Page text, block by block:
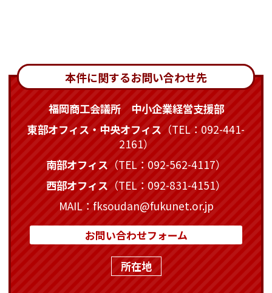
本件に関するお問い合わせ先
福岡商工会議所 中小企業経営支援部
東部オフィス・中央オフィス （TEL：092-441-
2161）
南部オフィス （TEL：092-562-4117）
西部オフィス （TEL：092-831-4151）
MAIL：fksoudan@fukunet.or.jp
お問い合わせフォーム
所在地